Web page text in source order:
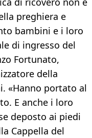
preghiera e
bambini e i loro
di ingresso del
Fortunato,
della
«Hanno portato al
E anche i loro
deposto ai piedi
Cappella del